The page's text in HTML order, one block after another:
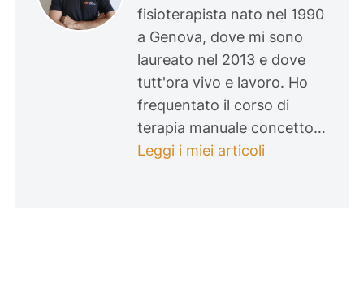
fisioterapista nato nel 1990
a Genova, dove mi sono
laureato nel 2013 e dove
tutt'ora vivo e lavoro. Ho
frequentato il corso di
terapia manuale concetto…
Leggi i miei articoli